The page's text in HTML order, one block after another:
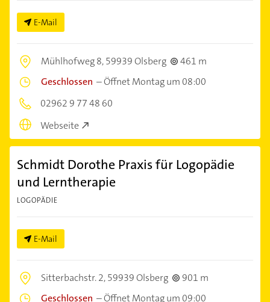
E-Mail
Mühlhofweg 8,59939 Olsberg
461 m
Geschlossen –Öffnet Montag um 08:00
02962 9 77 48 60
Webseite
Schmidt Dorothe Praxis für Logopädie
und Lerntherapie
LOGOPÄDIE
E-Mail
Sitterbachstr. 2,59939 Olsberg
901 m
Geschlossen –Öffnet Montag um 09:00